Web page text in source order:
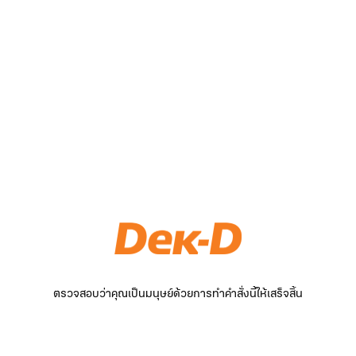
ตรวจสอบว่าคุณเป็นมนุษย์ด้วยการทำคำสั่งนี้ให้เสร็จสิ้น